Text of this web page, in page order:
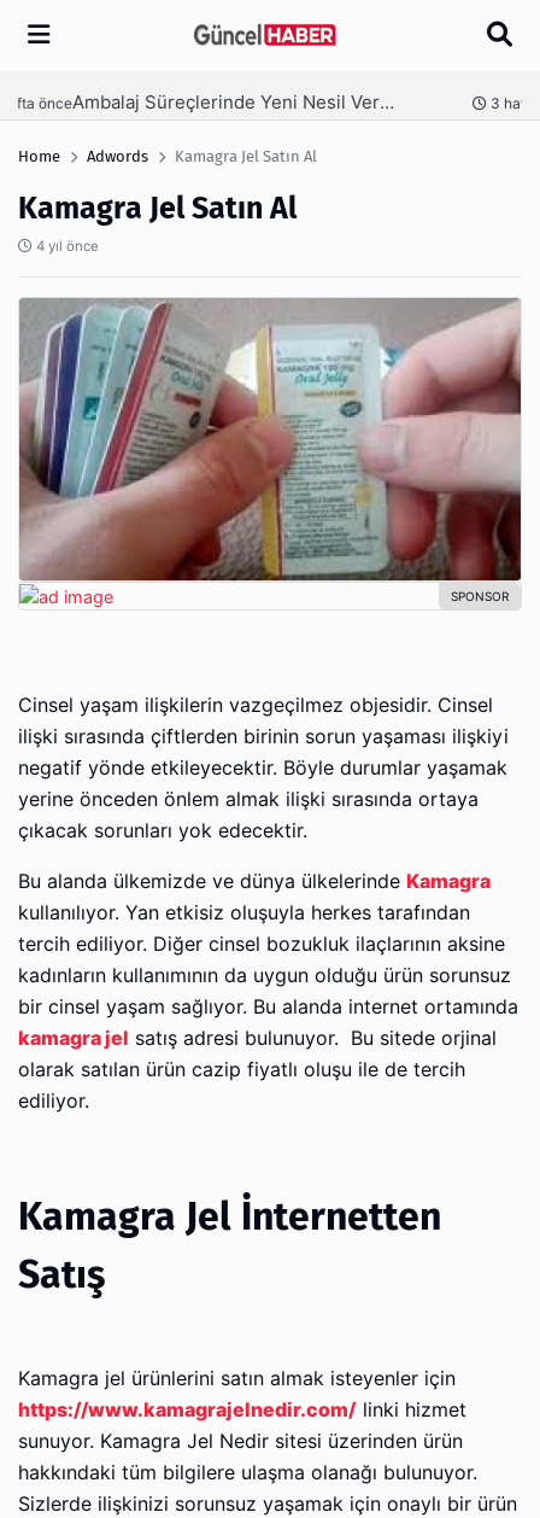
Arama
Ambalaj Süreçlerinde Yeni Nesil Verimliliği Olimpack ile Yakalayın 3 hafta önce
Home Adwords Kamagra Jel Satın Al
Kamagra Jel Satın Al
4 yıl önce
Cinsel yaşam ilişkilerin vazgeçilmez objesidir. Cinsel
ilişki sırasında çiftlerden birinin sorun yaşaması ilişkiyi
negatif yönde etkileyecektir. Böyle durumlar yaşamak
yerine önceden önlem almak ilişki sırasında ortaya
çıkacak sorunları yok edecektir.
Bu alanda ülkemizde ve dünya ülkelerinde Kamagra
kullanılıyor. Yan etkisiz oluşuyla herkes tarafından
tercih ediliyor. Diğer cinsel bozukluk ilaçlarının aksine
kadınların kullanımının da uygun olduğu ürün sorunsuz
bir cinsel yaşam sağlıyor. Bu alanda internet ortamında
kamagra jel satış adresi bulunuyor. Bu sitede orjinal
olarak satılan ürün cazip fiyatlı oluşu ile de tercih
ediliyor.
Kamagra Jel İnternetten
Satış
Kamagra jel ürünlerini satın almak isteyenler için
https://www.kamagrajelnedir.com/ linki hizmet
sunuyor. Kamagra Jel Nedir sitesi üzerinden ürün
hakkındaki tüm bilgilere ulaşma olanağı bulunuyor.
Sizlerde ilişkinizi sorunsuz yaşamak için onaylı bir ürün